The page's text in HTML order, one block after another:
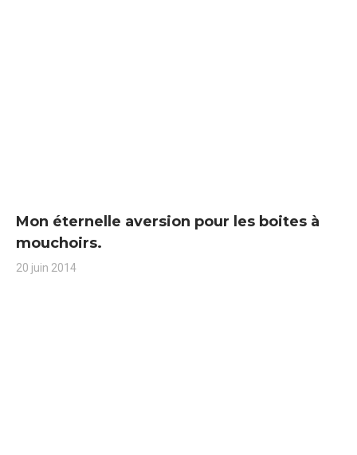
Mon éternelle aversion pour les boites à
mouchoirs.
20 juin 2014